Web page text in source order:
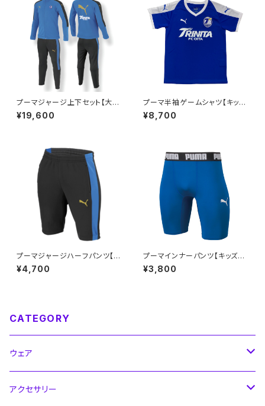
プーマジャージ上下セット【大人
S～4XL】※受注生産（納期約2.
5か月）
¥19,600
プーマ半袖ゲームシャツ【キッズ
110～160】※受注生産（納期約
2か月～2.5か月）
¥8,700
プーマジャージハーフパンツ【キ
ッズ120～160】※受注生産（納
期約2.5か月）
¥4,700
プーマインナーパンツ【キッズサ
イズ120～160】
¥3,800
CATEGORY
ウェア
シャツ
アクセサリー